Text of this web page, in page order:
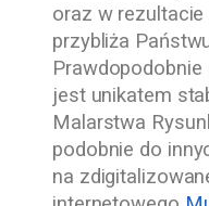
oraz w
przybliża
jest unikatem
Malarstwa
podobnie do
na